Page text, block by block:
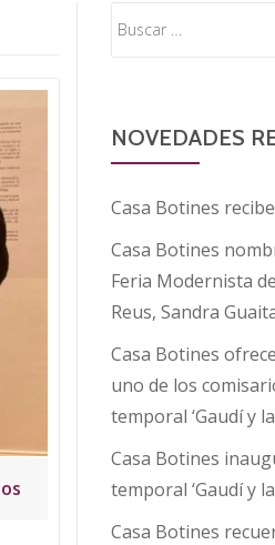
NOVEDADES
Casa Botines
Casa Botines
Feria Modernista
Reus, Sandra
Casa Botines
uno de los
temporal ‘Gaudí y
Casa Botines
temporal ‘Gaudí y
Casa Botines